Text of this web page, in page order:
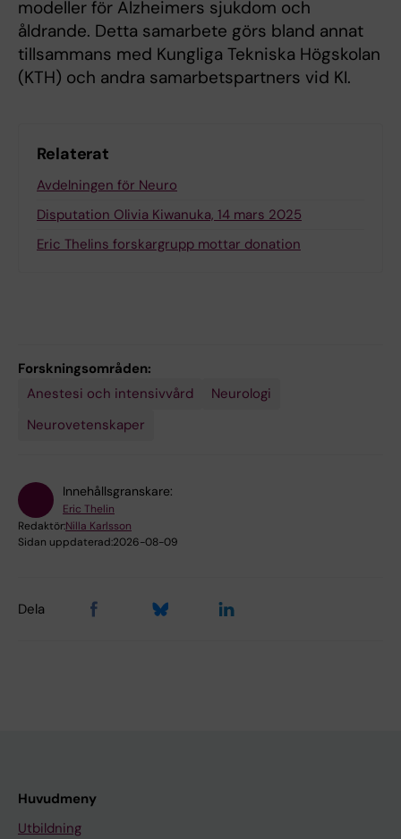
modeller för Alzheimers sjukdom och
åldrande. Detta samarbete görs bland annat
tillsammans med Kungliga Tekniska Högskolan
(KTH) och andra samarbetspartners vid KI.
Relaterat
Avdelningen för Neuro
Disputation Olivia Kiwanuka, 14 mars 2025
Eric Thelins forskargrupp mottar donation
Forskningsområden:
Anestesi och intensivvård
Neurologi
Neurovetenskaper
Innehållsgranskare:
Eric Thelin
Redaktör:Nilla Karlsson
Sidan uppdaterad:2026-08-09
Dela
Huvudmeny
Utbildning